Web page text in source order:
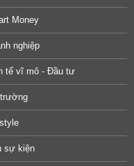
Money
nghiệp
tế vĩ mô - Đầu tư
sự kiện